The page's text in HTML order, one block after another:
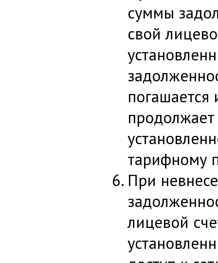
суммы
свой
погашается
тарифному
При
лицевой